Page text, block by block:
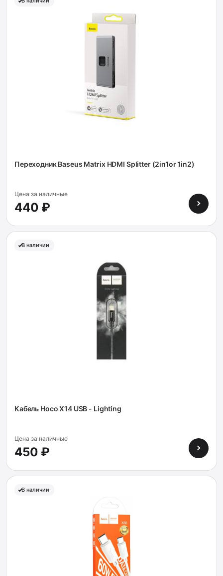
Переходник Baseus Matrix HDMI Splitter (2in1or 1in2)
Цена за наличные
440 ₽
В наличии
Кабель Hoco X14 USB - Lighting
Цена за наличные
450 ₽
В наличии